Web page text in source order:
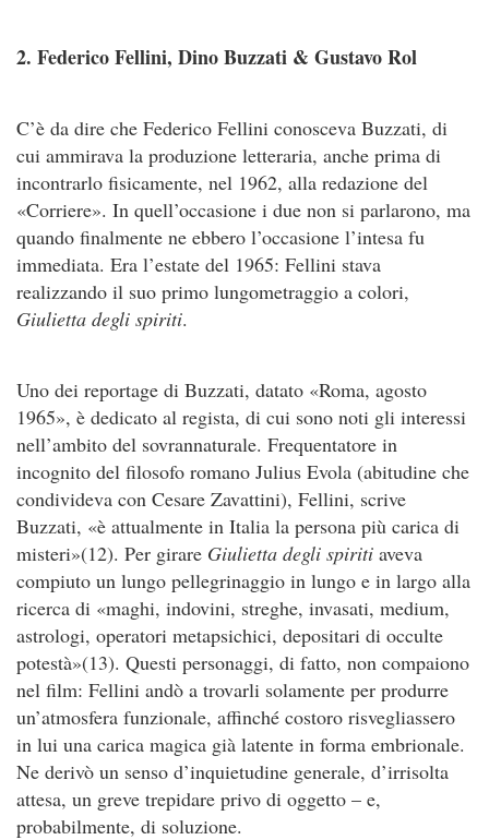
2. Federico Fellini, Dino Buzzati & Gustavo Rol
C’è da dire che Federico Fellini conosceva Buzzati, di
cui ammirava la produzione letteraria, anche prima di
incontrarlo fisicamente, nel 1962, alla redazione del
«Corriere». In quell’occasione i due non si parlarono, ma
quando finalmente ne ebbero l’occasione l’intesa fu
immediata. Era l’estate del 1965: Fellini stava
realizzando il suo primo lungometraggio a colori,
Giulietta degli spiriti.
Uno dei reportage di Buzzati, datato «Roma, agosto
1965», è dedicato al regista, di cui sono noti gli interessi
nell’ambito del sovrannaturale. Frequentatore in
incognito del filosofo romano Julius Evola (abitudine che
condivideva con Cesare Zavattini), Fellini, scrive
Buzzati, «è attualmente in Italia la persona più carica di
misteri»(12). Per girare Giulietta degli spiriti aveva
compiuto un lungo pellegrinaggio in lungo e in largo alla
ricerca di «maghi, indovini, streghe, invasati, medium,
astrologi, operatori metapsichici, depositari di occulte
potestà»(13). Questi personaggi, di fatto, non compaiono
nel film: Fellini andò a trovarli solamente per produrre
un’atmosfera funzionale, affinché costoro risvegliassero
in lui una carica magica già latente in forma embrionale.
Ne derivò un senso d’inquietudine generale, d’irrisolta
attesa, un greve trepidare privo di oggetto – e,
probabilmente, di soluzione.